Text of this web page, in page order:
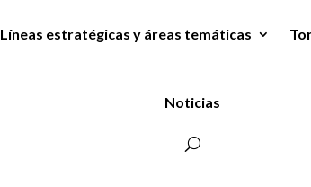
Líneas estratégicas y áreas temáticas
Noticias